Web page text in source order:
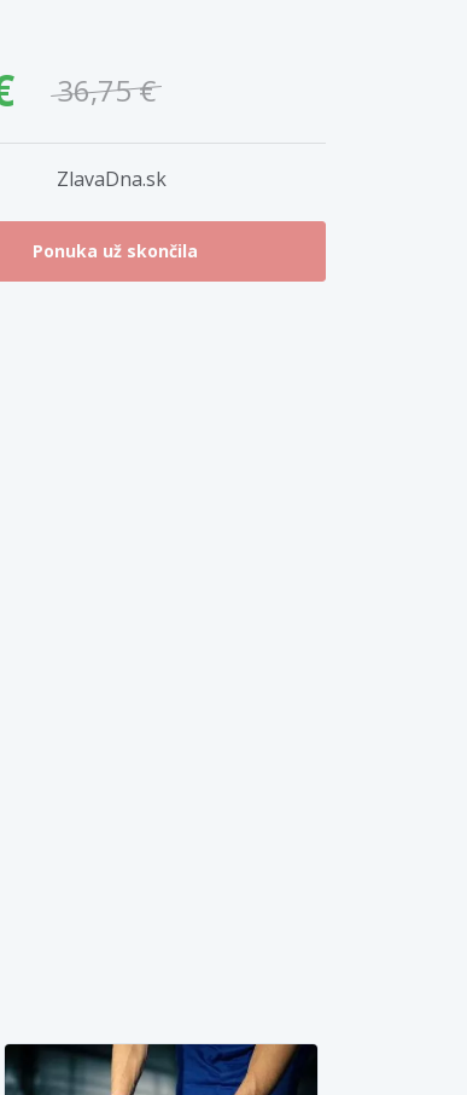
36,75 €
ZlavaDna.sk